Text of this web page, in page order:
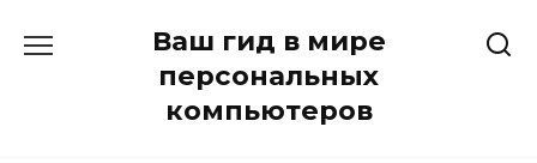
Ваш гид в мире
персональных
компьютеров